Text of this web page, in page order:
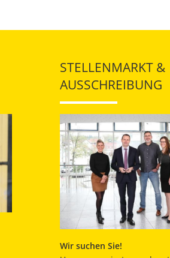
STELLENMARKT &
AUSSCHREIBUNG
Wir suchen Sie!